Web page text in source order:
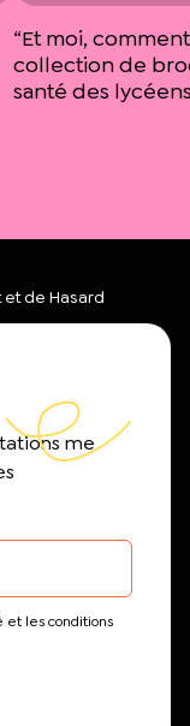
“Et moi,
collection de
santé des
et de Hasard
me
et les conditions